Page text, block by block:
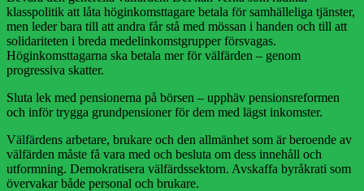
klasspolitik att låta höginkomsttagare betala för samhälleliga tjänster,
men leder bara till att andra får stå med mössan i handen och till att
solidariteten i breda medelinkomstgrupper försvagas.
Höginkomsttagarna ska betala mer för välfärden – genom
progressiva skatter.
Sluta lek med pensionerna på börsen – upphäv pensionsreformen
och inför trygga grundpensioner för dem med lägst inkomster.
Välfärdens arbetare, brukare och den allmänhet som är beroende av
välfärden måste få vara med och besluta om dess innehåll och
utformning. Demokratisera välfärdssektorn. Avskaffa byråkrati som
övervakar både personal och brukare.